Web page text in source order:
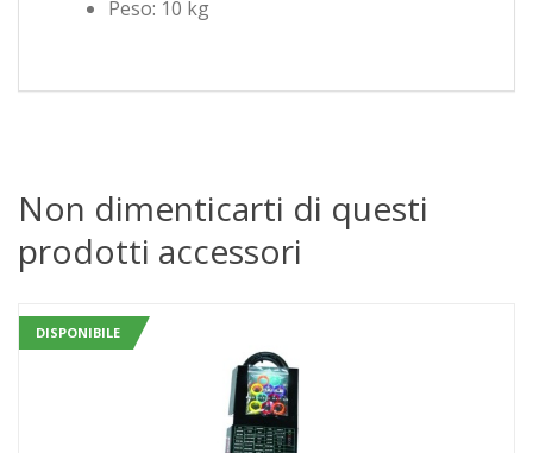
Peso: 10 kg
Non dimenticarti di questi
prodotti accessori
DISPONIBILE